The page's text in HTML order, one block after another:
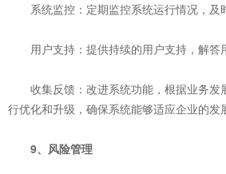
系统监控‌：定期监控系统运行情况，及
用户支持‌：提供持续的用户支持，解答
收集反馈‌：改进系统功能，根据业务发
行优化和升级，确保系统能够适应企业的发
‌9、风险管理‌